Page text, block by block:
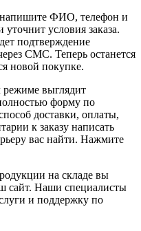
напишите ФИО, телефон и
условия заказа.
подтверждение
СМС. Теперь останется
новой покупке.
режиме выглядит
форму по
доставки, оплаты,
к заказу написать
вас найти. Нажмите
на складе вы
сайт. Наши специалисты
и поддержку по